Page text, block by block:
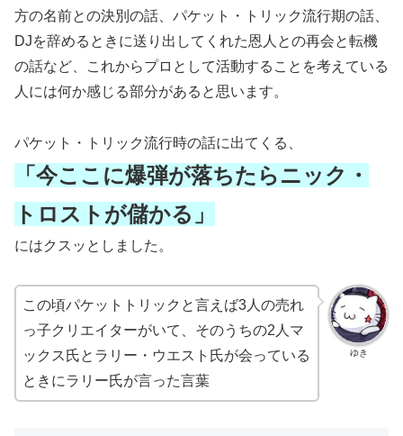
方の名前との決別の話、パケット・トリック流行期の話、
DJを辞めるときに送り出してくれた恩人との再会と転機
の話など、これからプロとして活動することを考えている
人には何か感じる部分があると思います。
パケット・トリック流行時の話に出てくる、
「今ここに爆弾が落ちたらニック・
トロストが儲かる」
にはクスッとしました。
ゆき
この頃パケットトリックと言えば3人の売れ
っ子クリエイターがいて、そのうちの2人マ
ックス氏とラリー・ウエスト氏が会っている
ときにラリー氏が言った言葉